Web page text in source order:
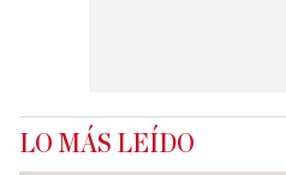
LO MÁS LEÍDO